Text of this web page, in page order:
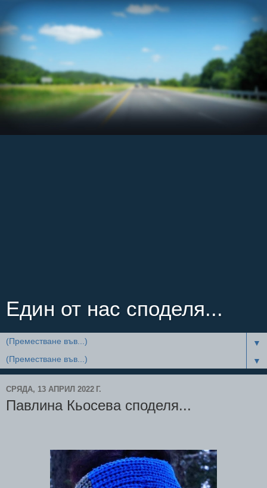
Един от нас споделя...
▼
▼
СРЯДА, 13 АПРИЛ 2022 Г.
Павлина Кьосева споделя...